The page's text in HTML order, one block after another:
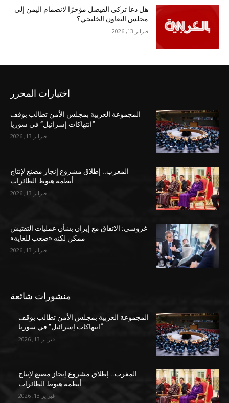
هل دعا تركي الفيصل مؤخرًا لانضمام اليمن إلى
مجلس التعاون الخليجي؟
فبراير 13, 2026
اختيارات المحرر
المجموعة العربية بمجلس الأمن تطالب بوقف
“انتهاكات إسرائيل” في سوريا
فبراير 13, 2026
المغرب.. إطلاق مشروع إنجاز مصنع لإنتاج
أنظمة هبوط الطائرات
فبراير 13, 2026
غروسي: الاتفاق مع إيران بشأن عمليات التفتيش
ممكن لكنه «صعب للغاية»
فبراير 13, 2026
منشورات شائعة
المجموعة العربية بمجلس الأمن تطالب بوقف
“انتهاكات إسرائيل” في سوريا
فبراير 13, 2026
المغرب.. إطلاق مشروع إنجاز مصنع لإنتاج
أنظمة هبوط الطائرات
فبراير 13, 2026